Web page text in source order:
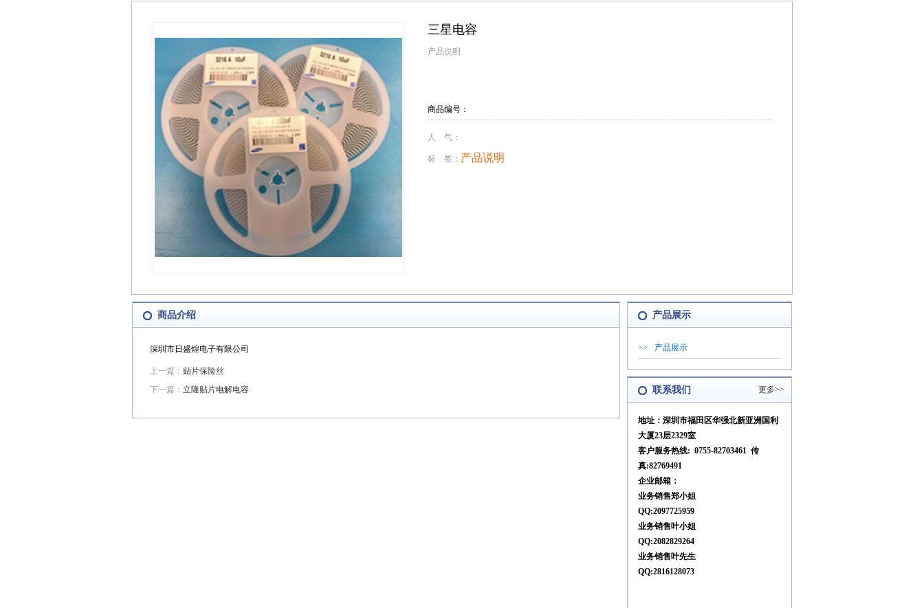
三星电容
产品说明
商品编号：
人 气：
标 签： 产品说明
商品介绍
深圳市日盛煌电子有限公司
上一篇： 贴片保险丝
下一篇： 立隆贴片电解电容
产品展示
>> 产品展示
更多>>
联系我们
地址：深圳市福田区华强北新亚洲国利
大厦23层2329室
客户服务热线: 0755-82703461 传
真:82769491
企业邮箱：
业务销售郑小姐
QQ:2097725959
业务销售叶小姐
QQ:2082829264
业务销售叶先生
QQ:2816128073